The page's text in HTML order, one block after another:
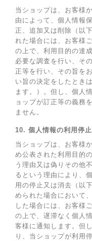
当ショップは、お客様
由によって、個人情報
正、追加又は削除（以
れた場合には、お客様
の上で、利用目的の達
必要な調査を行い、そ
正等を行い、その旨を
い旨の決定をしたとき
ます。）。但し、個人
ョップが訂正等の義務
ません。
10. 個人情報の利用停
当ショップは、お客様
め公表された利用目的
う理由又は偽りその他
るという理由により、
用の停止又は消去（以
められた場合において
した場合には、お客様
の上で、遅滞なく個人
客様に通知します。但
り、当ショップが利用